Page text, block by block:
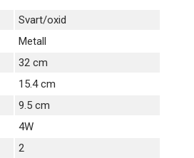
Svart/oxid
Metall
32 cm
15.4 cm
9.5 cm
4W
2